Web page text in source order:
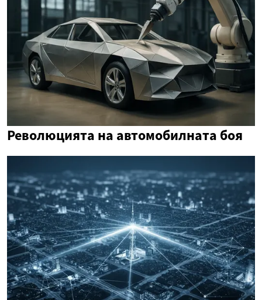
Революцията на автомобилната боя